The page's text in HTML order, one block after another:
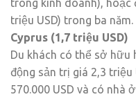
triệu USD) trong ba năm.
Cyprus (1,7 triệu USD)
Du khách có thể sở hữu
động sản trị giá 2,3
570.000 USD và có nhà